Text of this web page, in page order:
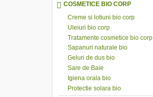
COSMETICE BIO CORP
Creme si lotiuni bio corp
Uleiuri bio corp
Tratamente cosmetice bio corp
Sapanuri naturale bio
Geluri de dus bio
Sare de Baie
Igiena orala bio
Protectie solara bio